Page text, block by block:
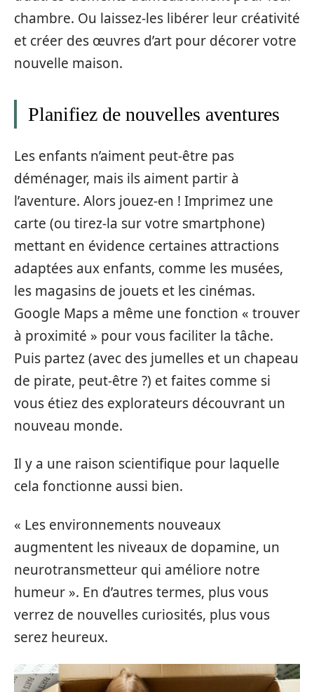
chambre. Ou laissez-les libérer leur créativité
et créer des œuvres d’art pour décorer votre
nouvelle maison.
Planifiez de nouvelles aventures
Les enfants n’aiment peut-être pas
déménager, mais ils aiment partir à
l’aventure. Alors jouez-en ! Imprimez une
carte (ou tirez-la sur votre smartphone)
mettant en évidence certaines attractions
adaptées aux enfants, comme les musées,
les magasins de jouets et les cinémas.
Google Maps a même une fonction « trouver
à proximité » pour vous faciliter la tâche.
Puis partez (avec des jumelles et un chapeau
de pirate, peut-être ?) et faites comme si
vous étiez des explorateurs découvrant un
nouveau monde.
Il y a une raison scientifique pour laquelle
cela fonctionne aussi bien.
« Les environnements nouveaux
augmentent les niveaux de dopamine, un
neurotransmetteur qui améliore notre
humeur ». En d’autres termes, plus vous
verrez de nouvelles curiosités, plus vous
serez heureux.